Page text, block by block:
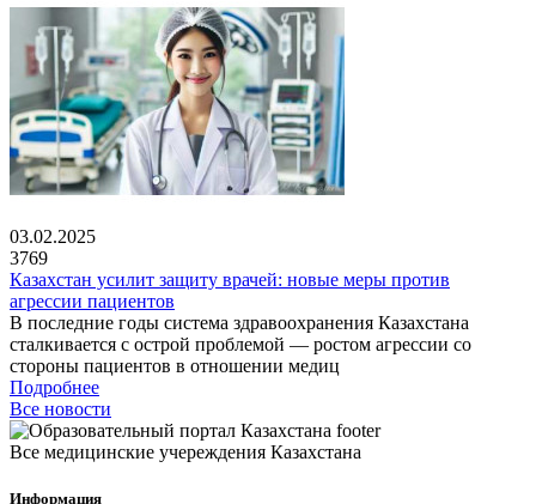
03.02.2025
3769
Казахстан усилит защиту врачей: новые меры против
агрессии пациентов
В последние годы система здравоохранения Казахстана
сталкивается с острой проблемой — ростом агрессии со
стороны пациентов в отношении медиц
Подробнее
Все новости
Все медицинские учереждения Казахстана
Информация